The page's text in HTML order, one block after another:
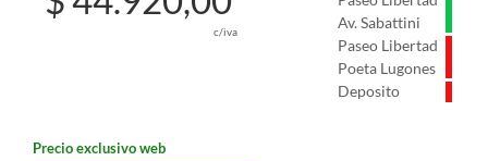
Av. Sabattini
Paseo Libertad
Poeta Lugones
Deposito
c/iva
Precio exclusivo web